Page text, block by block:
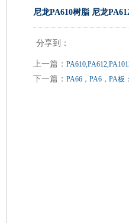
尼龙PA610树脂 尼龙
分享到：
上一篇：
下一篇： PA66，PA6，PA板